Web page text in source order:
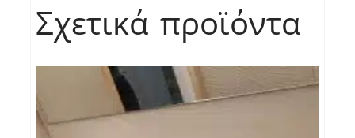
Σχετικά προϊόντα